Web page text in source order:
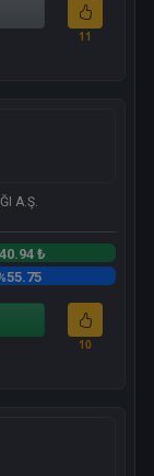
11
A.Ş.
₺
10